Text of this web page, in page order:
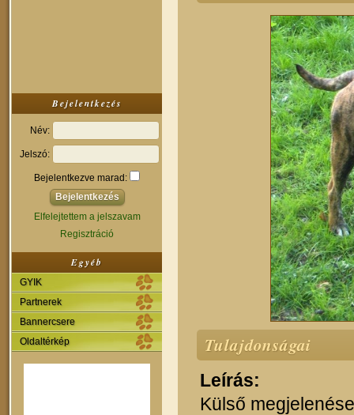
Bejelentkezés
Név:
Jelszó:
Bejelentkezve marad:
Elfelejtettem a jelszavam
Regisztráció
Egyéb
GYIK
Partnerek
Bannercsere
Oldaltérkép
Tulajdonságai
Leírás:
Külső